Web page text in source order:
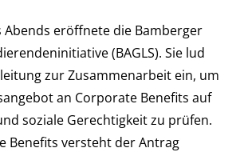
Abends eröffnete die Bamberger
(BAGLS). Sie lud
zur Zusammenarbeit ein, um
an Corporate Benefits auf
soziale Gerechtigkeit zu prüfen.
Benefits versteht der Antrag